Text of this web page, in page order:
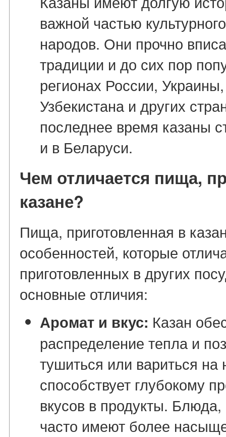
важной частью
народов. Они прочно
традиции и до сих пор
регионах России,
Узбекистана и других
последнее время казаны
и в Беларуси.
Чем отличается пища,
казане?
Пища, приготовленная в
особенностей, которые
приготовленных в других
основные отличия:
Аромат и вкус: Казан
распределение тепла и
тушиться или вариться на
способствует глубокому
вкусов в продукты.
часто имеют более